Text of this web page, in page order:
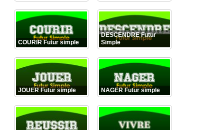
COURIR Futur simple
DESCENDRE Futur
Simple
JOUER Futur simple NAGER Futur simple